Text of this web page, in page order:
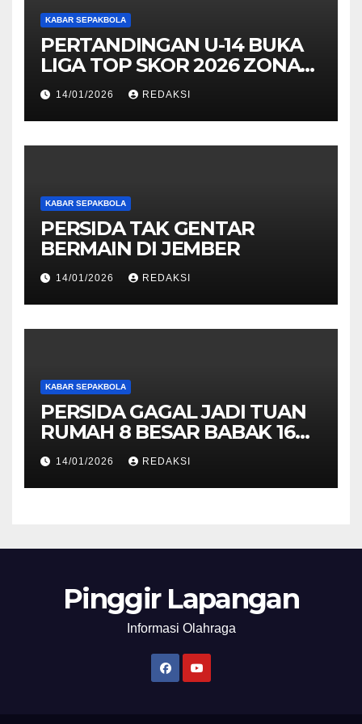
KABAR SEPAKBOLA
PERTANDINGAN U-14 BUKA
LIGA TOP SKOR 2026 ZONA
SURABAYA
14/01/2026 REDAKSI
KABAR SEPAKBOLA
PERSIDA TAK GENTAR
BERMAIN DI JEMBER
14/01/2026 REDAKSI
KABAR SEPAKBOLA
PERSIDA GAGAL JADI TUAN
RUMAH 8 BESAR BABAK 16
BESAR LIGA 4 JATIM
14/01/2026 REDAKSI
Pinggir Lapangan
Informasi Olahraga